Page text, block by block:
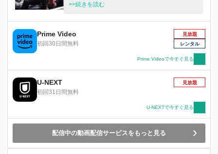
と巨大な鎧に魂を定着された弟、アルフォンス・
の石」を探す旅に出る。そして兄弟は、大きな陰
謀の渦中へと突き進んでいく…。
>>続きを読む
Prime Video
初回30日間無料
見放題
レンタル
Prime Videoで今すぐ見る
U-NEXT
初回31日間無料
見放題
U-NEXTで今すぐ見る
配信中の動画配信サービスをもっと見る